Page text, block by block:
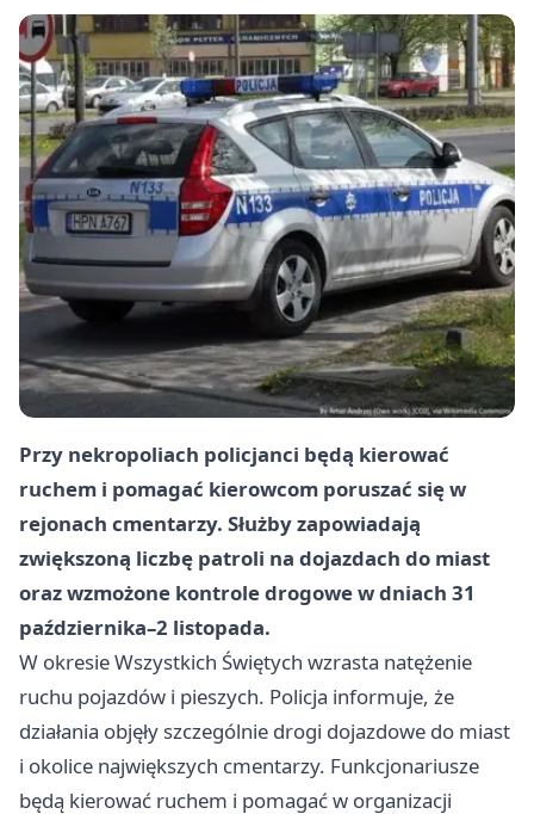
Przy nekropoliach policjanci będą kierować
ruchem i pomagać kierowcom poruszać się w
rejonach cmentarzy. Służby zapowiadają
zwiększoną liczbę patroli na dojazdach do miast
oraz wzmożone kontrole drogowe w dniach 31
października–2 listopada.
W okresie Wszystkich Świętych wzrasta natężenie
ruchu pojazdów i pieszych. Policja informuje, że
działania objęły szczególnie drogi dojazdowe do miast
i okolice największych cmentarzy. Funkcjonariusze
będą kierować ruchem i pomagać w organizacji